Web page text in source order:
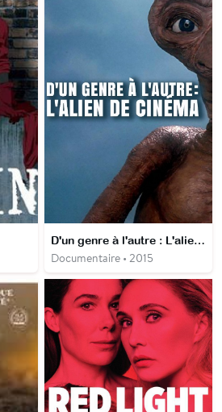
D'un genre à l'autre : L'alien de cinéma
Documentaire • 2015